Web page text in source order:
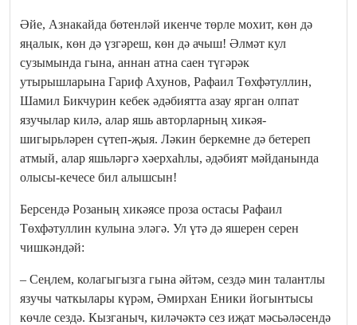
Әйе, Азнакайда бөтенләй икенче төрле мохит, көн дә
яңалык, көн дә үзгәреш, көн дә ачыш! Әлмәт кул
сузымында гына, аннан атна саен түгәрәк
утырышларына Гариф Ахунов, Рафаил Төхфәтуллин,
Шамил Бикчурин кебек әдәбиятта азау ярган олпат
язучылар килә, алар яшь авторларның хикәя-
шигырьләрен сүтеп-җыя. Ләкин беркемне дә бетереп
атмый, алар яшьләргә хәерхаһлы, әдәбият мәйданында
олысы-кечесе бил алышсын!
Берсендә Розаның хикәясе проза остасы Рафаил
Төхфәтуллин кулына эләгә. Ул үтә дә яшерен серен
чишкәндәй:
– Сеңлем, колагыгызга гына әйтәм, сездә мин талантлы
язучы чаткылары күрәм, Әмирхан Еники йогынтысы
көчле сездә. Кызганыч, киләчәктә сез иҗат мәсьәләсендә